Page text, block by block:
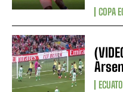
COPA